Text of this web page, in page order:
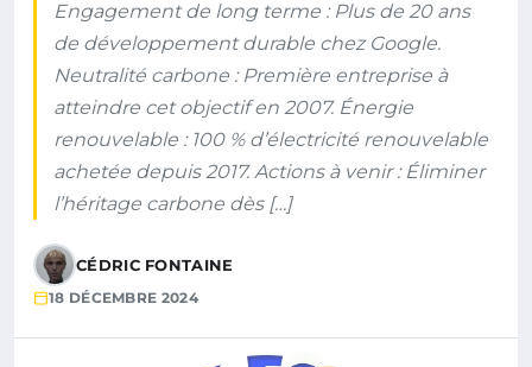
Engagement de long terme : Plus de 20 ans
de développement durable chez Google.
Neutralité carbone : Première entreprise à
atteindre cet objectif en 2007. Énergie
renouvelable : 100 % d’électricité renouvelable
achetée depuis 2017. Actions à venir : Éliminer
l’héritage carbone dès […]
CÉDRIC FONTAINE
18 DÉCEMBRE 2024